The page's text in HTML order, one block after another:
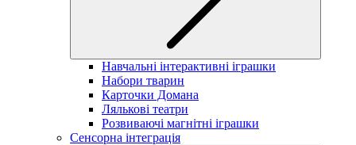
Навчальні інтерактивні іграшки
Набори тварин
Карточки Домана
Лялькові театри
Розвиваючі магнітні іграшки
Сенсорна інтеграція